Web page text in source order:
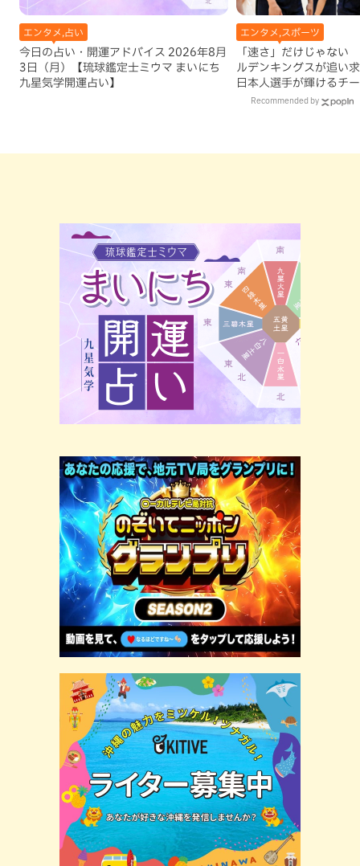
エンタメ,占い
今日の占い・開運アドバイス 2026年8月
3日（月）【琉球鑑定士ミウマ まいにち
九星気学開運占い】
エンタメ,スポーツ
「速さ」だけじゃない
ルデンキングスが追い
日本人選手が輝けるチ
Recommended by